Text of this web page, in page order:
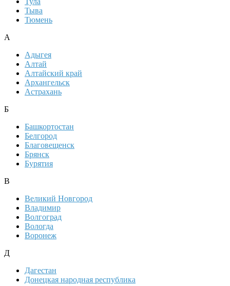
Тыва
Тюмень
А
Адыгея
Алтай
Алтайский край
Архангельск
Астрахань
Б
Башкортостан
Белгород
Благовещенск
Брянск
Бурятия
В
Великий Новгород
Владимир
Волгоград
Вологда
Воронеж
Д
Дагестан
Донецкая народная республика